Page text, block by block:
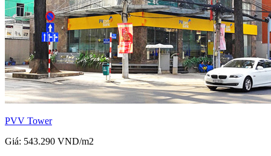
PVV Tower
Giá: 543.290 VND/m2